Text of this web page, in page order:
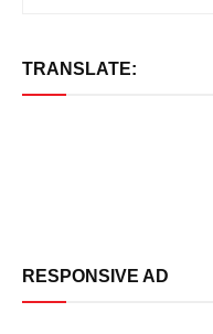
TRANSLATE:
RESPONSIVE AD